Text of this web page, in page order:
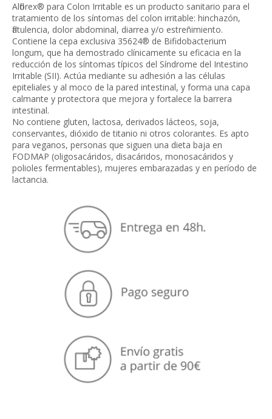
Alflorex® para Colon Irritable es un producto sanitario para el
tratamiento de los síntomas del colon irritable: hinchazón,
flatulencia, dolor abdominal, diarrea y/o estreñimiento.
Contiene la cepa exclusiva 35624® de Bifidobacterium
longum, que ha demostrado clínicamente su eficacia en la
reducción de los síntomas típicos del Síndrome del Intestino
Irritable (SII). Actúa mediante su adhesión a las células
epiteliales y al moco de la pared intestinal, y forma una capa
calmante y protectora que mejora y fortalece la barrera
intestinal.
No contiene gluten, lactosa, derivados lácteos, soja,
conservantes, dióxido de titanio ni otros colorantes. Es apto
para veganos, personas que siguen una dieta baja en
FODMAP (oligosacáridos, disacáridos, monosacáridos y
polioles fermentables), mujeres embarazadas y en período de
lactancia.